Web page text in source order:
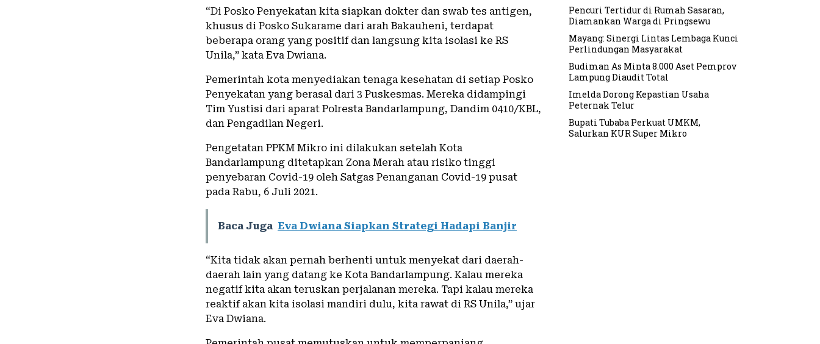
“Di Posko Penyekatan kita siapkan dokter dan swab tes antigen,
khusus di Posko Sukarame dari arah Bakauheni, terdapat
beberapa orang yang positif dan langsung kita isolasi ke RS
Unila,” kata Eva Dwiana.
Pemerintah kota menyediakan tenaga kesehatan di setiap Posko
Penyekatan yang berasal dari 3 Puskesmas. Mereka didampingi
Tim Yustisi dari aparat Polresta Bandarlampung, Dandim 0410/KBL,
dan Pengadilan Negeri.
Pengetatan PPKM Mikro ini dilakukan setelah Kota
Bandarlampung ditetapkan Zona Merah atau risiko tinggi
penyebaran Covid-19 oleh Satgas Penanganan Covid-19 pusat
pada Rabu, 6 Juli 2021.
Baca Juga Eva Dwiana Siapkan Strategi Hadapi Banjir
“Kita tidak akan pernah berhenti untuk menyekat dari daerah-
daerah lain yang datang ke Kota Bandarlampung. Kalau mereka
negatif kita akan teruskan perjalanan mereka. Tapi kalau mereka
reaktif akan kita isolasi mandiri dulu, kita rawat di RS Unila,” ujar
Eva Dwiana.
Pencuri Tertidur di Rumah Sasaran,
Diamankan Warga di Pringsewu
Mayang: Sinergi Lintas Lembaga Kunci
Perlindungan Masyarakat
Budiman As Minta 8.000 Aset Pemprov
Lampung Diaudit Total
Imelda Dorong Kepastian Usaha
Peternak Telur
Bupati Tubaba Perkuat UMKM,
Salurkan KUR Super Mikro